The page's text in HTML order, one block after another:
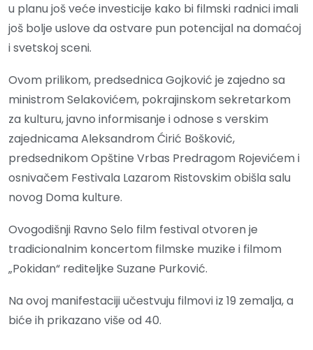
u planu još veće investicije kako bi filmski radnici imali
još bolje uslove da ostvare pun potencijal na domaćoj
i svetskoj sceni.
Ovom prilikom, predsednica Gojković je zajedno sa
ministrom Selakovićem, pokrajinskom sekretarkom
za kulturu, javno informisanje i odnose s verskim
zajednicama Aleksandrom Ćirić Bošković,
predsednikom Opštine Vrbas Predragom Rojevićem i
osnivačem Festivala Lazarom Ristovskim obišla salu
novog Doma kulture.
Ovogodišnji Ravno Selo film festival otvoren je
tradicionalnim koncertom filmske muzike i filmom
„Pokidan“ rediteljke Suzane Purković.
Na ovoj manifestaciji učestvuju filmovi iz 19 zemalja, a
biće ih prikazano više od 40.